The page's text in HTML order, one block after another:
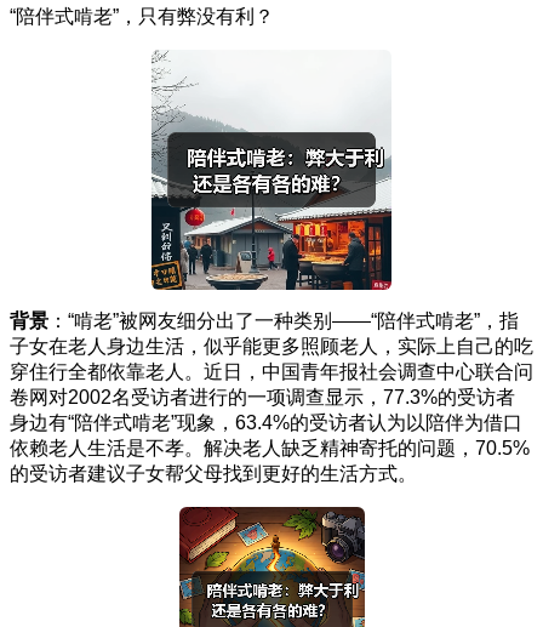
“陪伴式啃老”，只有弊没有利？
背景 ：“啃老”被网友细分出了一种类别——“陪伴式啃老”，指
子女在老人身边生活，似乎能更多照顾老人，实际上自己的吃
穿住行全都依靠老人。近日，中国青年报社会调查中心联合问
卷网对2002名受访者进行的一项调查显示，77.3%的受访者
身边有“陪伴式啃老”现象，63.4%的受访者认为以陪伴为借口
依赖老人生活是不孝。解决老人缺乏精神寄托的问题，70.5%
的受访者建议子女帮父母找到更好的生活方式。